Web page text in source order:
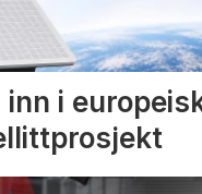
inn i